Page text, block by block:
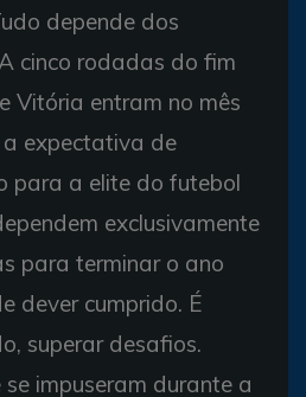
depende dos
cinco rodadas do fim
Vitória entram no mês
expectativa de
para a elite do futebol
exclusivamente
para terminar o ano
dever cumprido. É
superar desafios.
impuseram durante a